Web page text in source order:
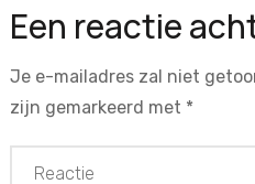
Een reactie
Je e-mailadres zal niet
zijn gemarkeerd met *